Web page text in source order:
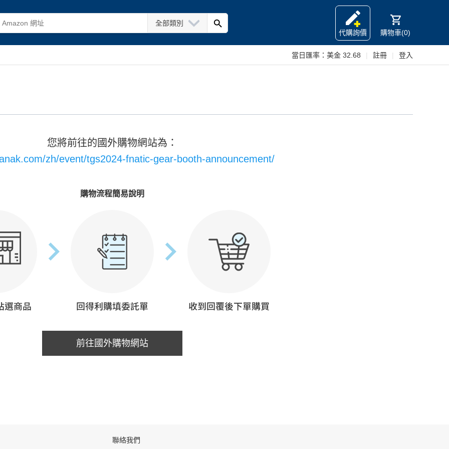
全部類別
代購詢價
購物車(0)
當日匯率： 美金 32.68 註冊 登入
您將前往的國外購物網站為：
zh/event/tgs2024-fnatic-gear-booth-announcement/
購物流程簡易說明
前往國外購物網站
聯絡我們